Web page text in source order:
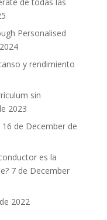
Personalised
y rendimiento
sin
2023
16 de December de
es la
7 de December
2022